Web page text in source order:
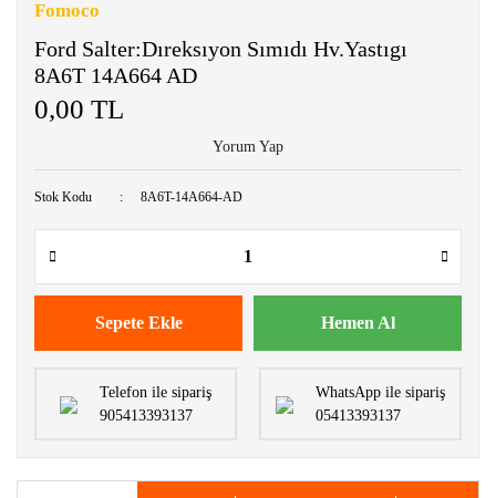
Fomoco
Ford Salter:Dıreksıyon Sımıdı Hv.Yastıgı
8A6T 14A664 AD
0,00 TL
Yorum Yap
Stok Kodu 8A6T-14A664-AD
Sepete Ekle Hemen Al
Telefon ile sipariş
905413393137
WhatsApp ile sipariş
05413393137